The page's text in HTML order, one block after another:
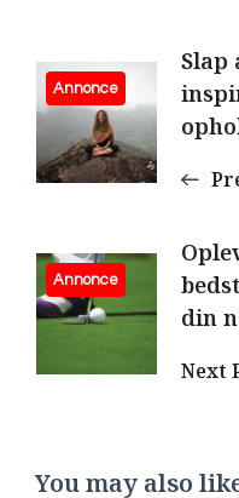
Post
Annonce
Slap
Annonce
din
Next
You may also